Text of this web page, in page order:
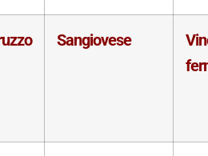
Sangiovese